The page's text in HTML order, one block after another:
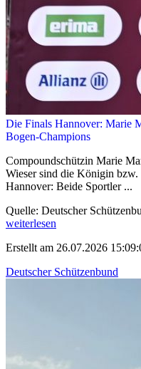
Die Finals Hannover: Marie
Bogen-Champions
Compoundschützin Marie
Wieser sind die Königin
Hannover: Beide Sportler ...
Quelle: Deutscher
weiterlesen
Erstellt am 26.07.2026
Deutscher Schützenbund